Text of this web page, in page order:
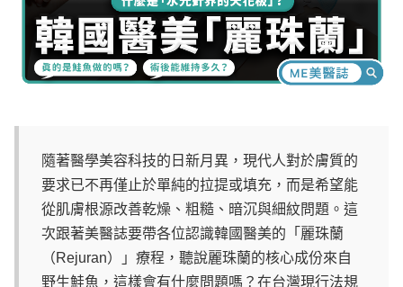
隨著醫學美容科技的日新月異，現代人對於膚質的
要求已不再僅止於單純的拉提或填充，而是希望能
從肌膚根源改善乾燥、粗糙、暗沉與細紋問題。這
次跟著美醫誌要帶各位認識韓國醫美的「麗珠蘭
（Rejuran）」療程，聽說麗珠蘭的核心成份來自
野生鮭魚，這樣會有什麼問題嗎？在台灣現行法規